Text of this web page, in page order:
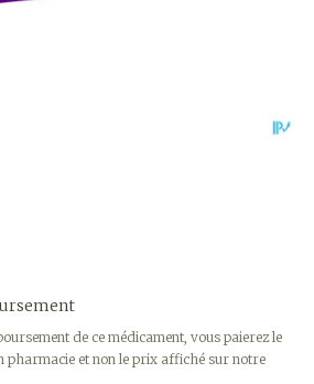
de ce médicament, vous paierez le
pharmacie et non le prix affiché sur notre